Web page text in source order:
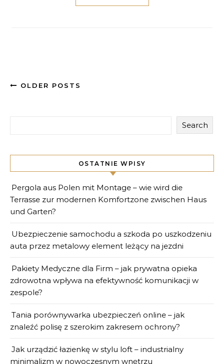
OLDER POSTS
Search
OSTATNIE WPISY
Pergola aus Polen mit Montage – wie wird die
Terrasse zur modernen Komfortzone zwischen Haus
und Garten?
Ubezpieczenie samochodu a szkoda po uszkodzeniu
auta przez metalowy element leżący na jezdni
Pakiety Medyczne dla Firm – jak prywatna opieka
zdrowotna wpływa na efektywność komunikacji w
zespole?
Tania porównywarka ubezpieczeń online – jak
znaleźć polisę z szerokim zakresem ochrony?
Jak urządzić łazienkę w stylu loft – industrialny
minimalizm w nowoczesnym wnętrzu